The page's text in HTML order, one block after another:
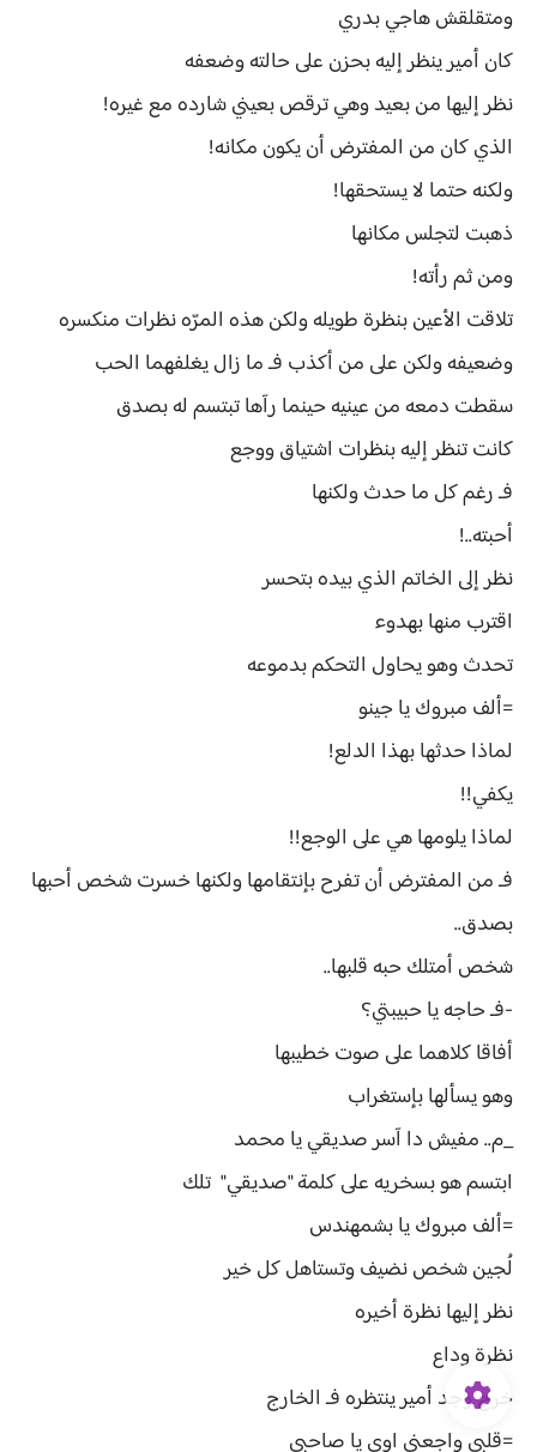
ومتقلقش هاجي بدري
كان أمير ينظر إليه بحزن على حالته وضعفه
نظر إليها من بعيد وهي ترقص بعيني شارده مع غيره!
الذي كان من المفترض أن يكون مكانه!
ولكنه حتما لا يستحقها!
ذهبت لتجلس مكانها
ومن ثم رأته!
تلاقت الأعين بنظرة طويله ولكن هذه المرّه نظرات منكسره
وضعيفه ولكن على من أكذب فـ ما زال يغلفهما الحب
سقطت دمعه من عينيه حينما رآها تبتسم له بصدق
كانت تنظر إليه بنظرات اشتياق ووجع
فـ رغم كل ما حدث ولكنها
أحبته..!
نظر إلى الخاتم الذي بيده بتحسر
اقترب منها بهدوء
تحدث وهو يحاول التحكم بدموعه
=ألف مبروك يا جينو
لماذا حدثها بهذا الدلع!
يكفي!!
لماذا يلومها هي على الوجع!!
فـ من المفترض أن تفرح بإنتقامها ولكنها خسرت شخص أحبها
بصدق..
شخص أمتلك حبه قلبها..
-فـ حاجه يا حبيبتي؟
أفاقا كلاهما على صوت خطيبها
وهو يسألها بإستغراب
_م.. مفيش دا آسر صديقي يا محمد
ابتسم هو بسخريه على كلمة "صديقي" تلك
=ألف مبروك يا بشمهندس
لُجين شخص نضيف وتستاهل كل خير
نظر إليها نظرة أخيره
نظرة وداع
خرج وجد أمير ينتظره فـ الخارج
=قلبي واجعني اوي يا صاحبي